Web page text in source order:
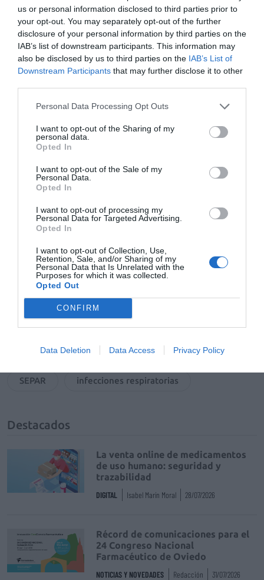
us or personal information disclosed to third parties prior to
your opt-out. You may separately opt-out of the further
disclosure of your personal information by third parties on the
IAB’s list of downstream participants. This information may
also be disclosed by us to third parties on the IAB’s List of
Downstream Participants that may further disclose it to other
Personal Data Processing Opt Outs
I want to opt-out of the Sharing of my
personal data.
Opted In
I want to opt-out of the Sale of my
Personal Data.
Opted In
I want to opt-out of processing my
Personal Data for Targeted Advertising.
Opted In
I want to opt-out of Collection, Use,
Retention, Sale, and/or Sharing of my
Personal Data that Is Unrelated with the
Purposes for which it was collected.
Opted Out
CONFIRM
Data Deletion Data Access Privacy Policy
SEPAR recomienda revisar el calendario vacunal
especialmente en mayores de 60 años, pacientes
respiratorios crónicos, embarazadas, profesionales
sanitarios, personas con comorbilidades y convivientes
de personas vulnerables.
3. Las medidas complementarias suman y
protegen
Según elDr. Francisco Sanz
SEPAR, “ventilar espacios, evitar reuniones si se
presentan síntomas, lavar las manos con frecuencia y
acciones sencillas que disminuyen de manera
significativa la circulación de virus respiratorios”.
AñadirEl Farmacéuticocomo fuente preferida
de Google de forma gratuita
Mantente informado con las últimas noticias de actualidad.
ACTIVAR AHORA
SEPAR infecciones respiratorias
Destacados
La venta online de medicamentos
de uso humano: seguridad y
trazabilidad
DIGITAL Isabel Marín Moral 28/07/2026
Récord de comunicaciones para el
24 Congreso Nacional
Farmacéutico de Oviedo
NOTICIAS Y NOVEDADES Redacción 31/07/2026